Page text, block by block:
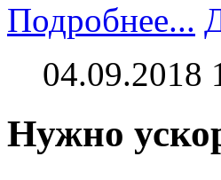
Подробнее...
04.09.2018
Нужно